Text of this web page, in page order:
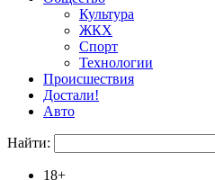
Культура
ЖКХ
Спорт
Технологии
Происшествия
Достали!
Авто
Найти:
18+